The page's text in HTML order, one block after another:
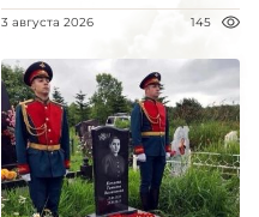
3 августа 2026 145